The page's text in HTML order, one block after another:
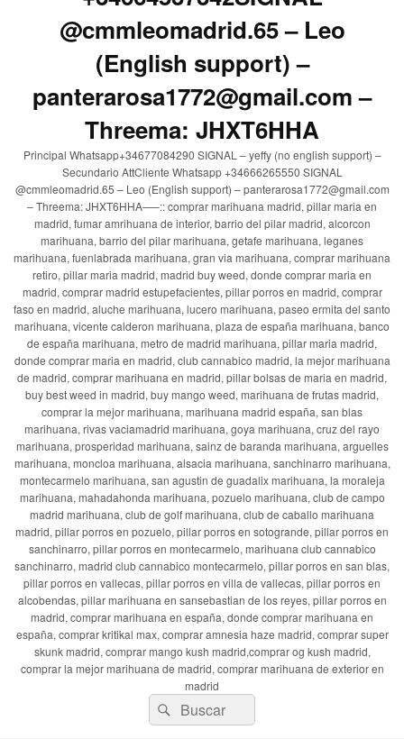
@cmmleomadrid.65 – Leo
(English support) –
panterarosa1772@gmail.com –
Threema: JHXT6HHA
Principal Whatsapp+34677084290 SIGNAL – yeffy (no english support) –
Secundario AttCliente Whatsapp +34666265550 SIGNAL
@cmmleomadrid.65 – Leo (English support) – panterarosa1772@gmail.com
– Threema: JHXT6HHA—–:: comprar marihuana madrid, pillar maria en
madrid, fumar amrihuana de interior, barrio del pilar madrid, alcorcon
marihuana, barrio del pilar marihuana, getafe marihuana, leganes
marihuana, fuenlabrada marihuana, gran via marihuana, comprar marihuana
retiro, pillar maria madrid, madrid buy weed, donde comprar maria en
madrid, comprar madrid estupefacientes, pillar porros en madrid, comprar
faso en madrid, aluche marihuana, lucero marihuana, paseo ermita del santo
marihuana, vicente calderon marihuana, plaza de españa marihuana, banco
de españa marihuana, metro de madrid marihuana, pillar maria madrid,
donde comprar maria en madrid, club cannabico madrid, la mejor marihuana
de madrid, comprar marihuana en madrid, pillar bolsas de maria en madrid,
buy best weed in madrid, buy mango weed, marihuana de frutas madrid,
comprar la mejor marihuana, marihuana madrid españa, san blas
marihuana, rivas vaciamadrid marihuana, goya marihuana, cruz del rayo
marihuana, prosperidad marihuana, sainz de baranda marihuana, arguelles
marihuana, moncloa marihuana, alsacia marihuana, sanchinarro marihuana,
montecarmelo marihuana, san agustin de guadalix marihuana, la moraleja
marihuana, mahadahonda marihuana, pozuelo marihuana, club de campo
madrid marihuana, club de golf marihuana, club de caballo marihuana
madrid, pillar porros en pozuelo, pillar porros en sotogrande, pillar porros en
sanchinarro, pillar porros en montecarmelo, marihuana club cannabico
sanchinarro, madrid club cannabico montecarmelo, pillar porros en san blas,
pillar porros en vallecas, pillar porros en villa de vallecas, pillar porros en
alcobendas, pillar marihuana en sansebastian de los reyes, pillar porros en
madrid, comprar marihuana en españa, donde comprar marihuana en
españa, comprar kritikal max, comprar amnesia haze madrid, comprar super
skunk madrid, comprar mango kush madrid,comprar og kush madrid,
comprar la mejor marihuana de madrid, comprar marihuana de exterior en
madrid
Buscar
por:
Buscar